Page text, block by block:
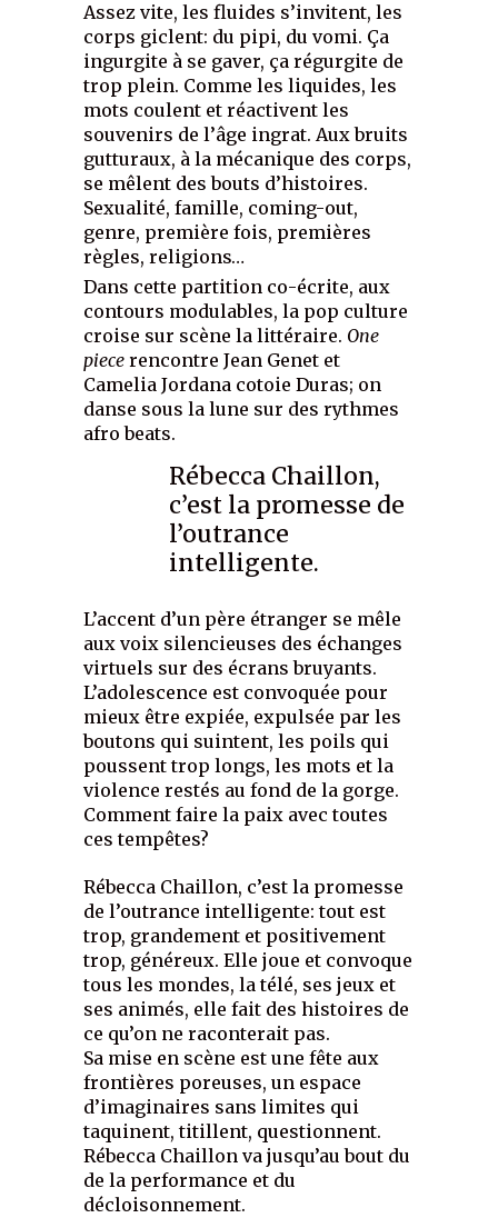
Assez vite, les fluides s’invitent, les
corps giclent: du pipi, du vomi. Ça
ingurgite à se gaver, ça régurgite de
trop plein. Comme les liquides, les
mots coulent et réactivent les
souvenirs de l’âge ingrat. Aux bruits
gutturaux, à la mécanique des corps,
se mêlent des bouts d’histoires.
Sexualité, famille, coming-out,
genre, première fois, premières
règles, religions…
Dans cette partition co-écrite, aux
contours modulables, la pop culture
croise sur scène la littéraire. One
piece rencontre Jean Genet et
Camelia Jordana cotoie Duras; on
danse sous la lune sur des rythmes
afro beats.
Rébecca Chaillon,
c’est la promesse de
l’outrance
intelligente.
L’accent d’un père étranger se mêle
aux voix silencieuses des échanges
virtuels sur des écrans bruyants.
L’adolescence est convoquée pour
mieux être expiée, expulsée par les
boutons qui suintent, les poils qui
poussent trop longs, les mots et la
violence restés au fond de la gorge.
Comment faire la paix avec toutes
ces tempêtes?
Rébecca Chaillon, c’est la promesse
de l’outrance intelligente: tout est
trop, grandement et positivement
trop, généreux. Elle joue et convoque
tous les mondes, la télé, ses jeux et
ses animés, elle fait des histoires de
ce qu’on ne raconterait pas.
Sa mise en scène est une fête aux
frontières poreuses, un espace
d’imaginaires sans limites qui
taquinent, titillent, questionnent.
Rébecca Chaillon va jusqu’au bout du
de la performance et du
décloisonnement.